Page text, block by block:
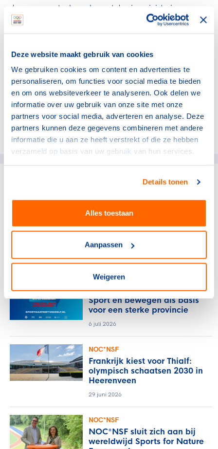
Deze website maakt gebruik van cookies
We gebruiken cookies om content en advertenties te
personaliseren, om functies voor social media te bieden
en om ons websiteverkeer te analyseren. Ook delen we
informatie over uw gebruik van onze site met onze
partners voor social media, adverteren en analyse. Deze
partners kunnen deze gegevens combineren met andere
informatie die u aan ze heeft verstrekt of die ze hebben
verzameld op basis van uw gebruik van hun services.
Details tonen
Alles toestaan
Aanpassen
Weigeren
de evenementenbranche met de vier ministeries
samenwerken in een zogenaamd ‘Fieldlab
overheid, wetenschap en branche gewerkt aan het
beheersen van gezondheid en veiligheidsrisico’s,
waardoor gecontroleerd doorgegroeid en indien nodig
bijgesteld kan worden. Het langetermijnperspectief van
branche én samenleving staat hierbij voorop.
Deel dit artikel op social media:
NOC*NSF
Verlos het midden- en
voor sportblessures
15 juli 2026
NOC*NSF
Sport en bewegen als basis
voor een sterke provincie
6 juli 2026
NOC*NSF
Frankrijk kiest voor Thialf:
olympisch schaatsen 2030 in
Heerenveen
29 juni 2026
NOC*NSF
NOC*NSF sluit zich aan bij
wereldwijd Sports for Nature